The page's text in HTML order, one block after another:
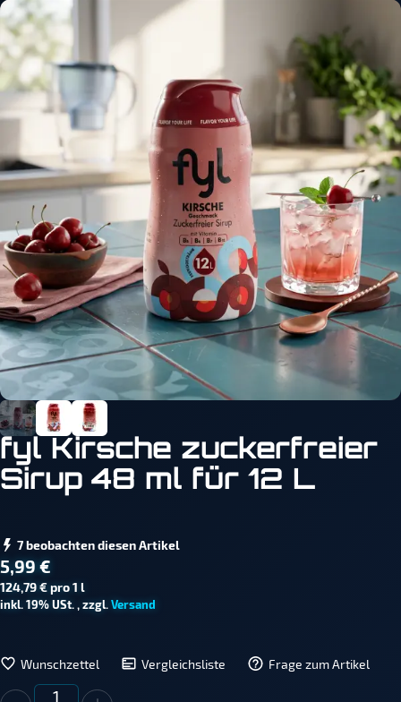
fyl Kirsche zuckerfreier
Sirup 48 ml für 12 L
7 beobachten diesen Artikel
5,99 €
124,79 € pro 1 l
inkl. 19% USt. , zzgl. Versand
Wunschzettel Vergleichsliste Frage zum Artikel